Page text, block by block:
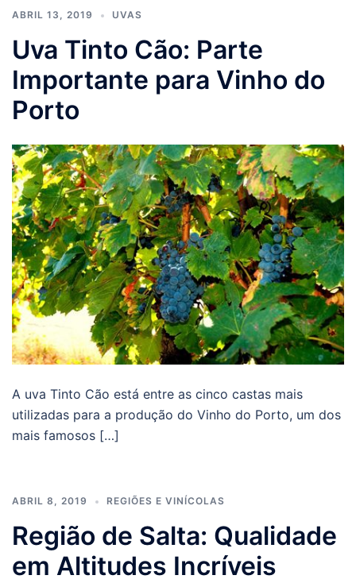
ABRIL 13, 2019 UVAS
Uva Tinto Cão: Parte
Importante para Vinho do
Porto
A uva Tinto Cão está entre as cinco castas mais
utilizadas para a produção do Vinho do Porto, um dos
mais famosos […]
ABRIL 8, 2019 REGIÕES E VINÍCOLAS
Região de Salta: Qualidade
em Altitudes Incríveis